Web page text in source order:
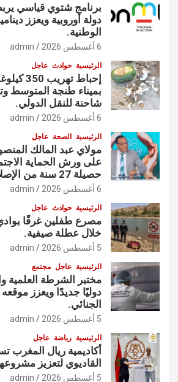
دولة أوروبية ويعزز
الوطنية.
6 أغسطس 2026 admin
الرئيسية حوادث عاجل
إحباط
بميناء طنجة المتوسط
شاحنة للنقل الدولي.
6 أغسطس 2026 admin
الرئيسية الصحة عاجل
مولاي عبد المالك
على ورش الحماية
حصيلة 27 سنة من الإصلاحات الصحية.
6 أغسطس 2026 admin
الرئيسية حوادث عاجل
مصرع طفلين غرقًا
خلال عطلة صيفية.
5 أغسطس 2026 admin
الرئيسية عاجل مجتمع
مختبر الشرطة العلمية
دوليًا جديدًا ويعزز
الجنائي.
5 أغسطس 2026 admin
الرئيسية رياضة عاجل
أكاديمية ريال
القاديوي لتعزيز
5 أغسطس 2026 admin